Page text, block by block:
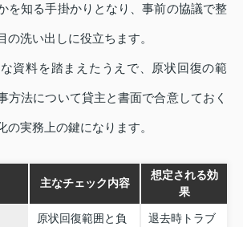
を知る手掛かりとなり、事前の協議で整
の洗い出しに役立ちます。
資料を踏まえたうえで、原状回復の範
方法について貸主と書面で合意しておく
の実務上の鍵になります。
主なチェック内容
想定される効
果
原状回復範囲と負
退去時トラブ